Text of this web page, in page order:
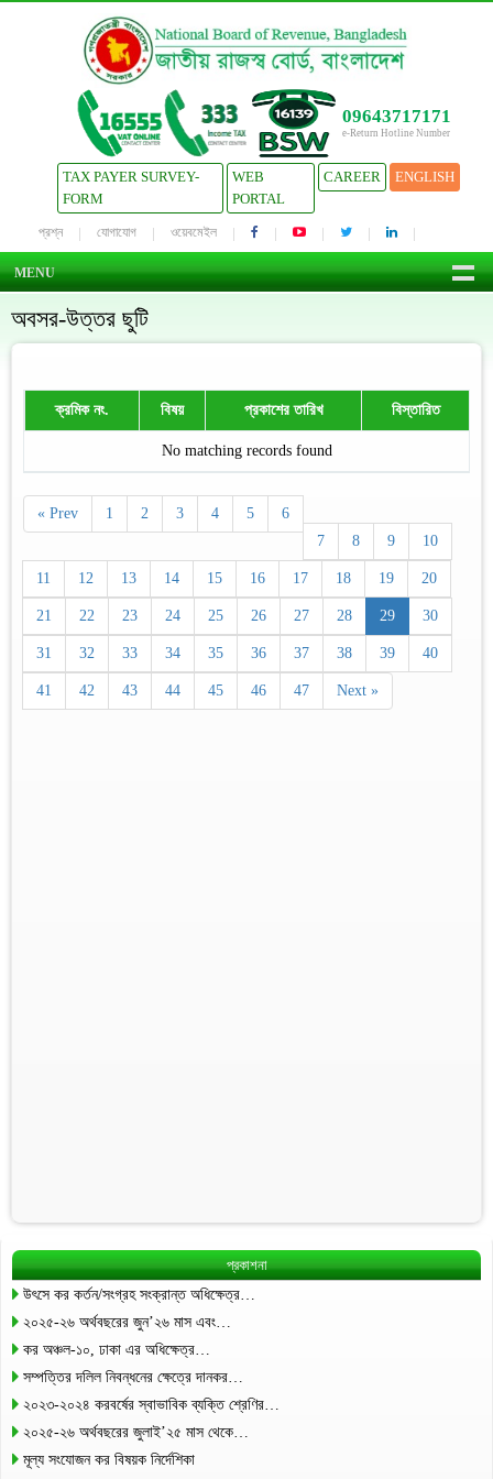
09643717171
e-Return Hotline Number
TAX PAYER SURVEY-
FORM
WEB
PORTAL
CAREER ENGLISH
প্রশ্ন যোগাযোগ ওয়েবমেইল
MENU
অবসর-উত্তর ছুটি
ক্রমিক নং. বিষয় প্রকাশের তারিখ বিস্তারিত
No matching records found
« Prev 1 2 3 4 5
6
7
8 9 10
11 12 13 14 15 16 17 18 19 20
21 22 23 24 25 26 27 28 29 30
31 32 33 34 35 36 37 38 39 40
41 42 43 44 45 46 47 Next »
প্রকাশনা
উৎসে কর কর্তন/সংগ্রহ সংক্রান্ত অধিক্ষেত্র…
২০২৫-২৬ অর্থবছরের জুন’২৬ মাস এবং…
কর অঞ্চল-১০, ঢাকা এর অধিক্ষেত্র…
সম্পত্তির দলিল নিবন্ধনের ক্ষেত্রে দানকর…
২০২৩-২০২৪ করবর্ষের স্বাভাবিক ব্যক্তি শ্রেণির…
২০২৫-২৬ অর্থবছরের জুলাই’২৫ মাস থেকে…
মূল্য সংযোজন কর বিষয়ক নির্দেশিকা